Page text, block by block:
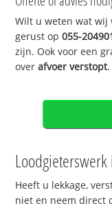
Wilt u weten wat wij
gerust op055-
zijn. Ook voor een
overafvoer verstopt
Loodgieterswerk
Heeft u lekkage,
niet en neem direct